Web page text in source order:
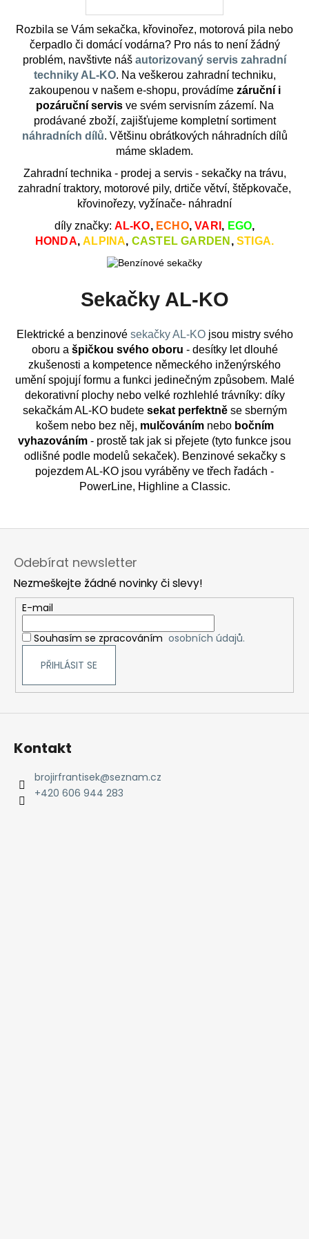
í
k
o
Rozbila se Vám sekačka, křovinořez, motorová pila nebo
čerpadlo či domácí vodárna? Pro nás to není žádný
problém, navštivte náš autorizovaný servis zahradní
techniky AL-KO. Na veškerou zahradní techniku,
zakoupenou v našem e-shopu, provádíme záruční i
pozáruční servisve svém servisním zázemí. Na
prodávané zboží, zajišťujeme kompletní sortiment
náhradních dílů. Většinu obrátkových náhradních dílů
máme skladem.
Zahradní technika - prodej a servis - sekačky na trávu,
zahradní traktory, motorové pily, drtiče větví, štěpkovače,
křovinořezy, vyžínače- náhradní
díly značky: AL-KO, ECHO,VARI , EGO,
HONDA,ALPINA, CASTEL GARDEN , STIGA.
Sekačky AL-KO
Elektrické a benzinové sekačky AL-KOjsou mistry svého
oboru a špičkou svého oboru - desítky let dlouhé
zkušenosti a kompetence německého inženýrského
umění spojují formu a funkci jedinečným způsobem. Malé
dekorativní plochy nebo velké rozhlehlé trávníky: díky
sekačkám AL-KO budete sekat perfektněse sberným
košem nebo bez něj, mulčovánímnebo bočním
vyhazováním - prostě tak jak si přejete (tyto funkce jsou
odlišné podle modelů sekaček). Benzinové sekačky s
pojezdem AL-KO jsou vyráběny ve třech řadách -
PowerLine, Highline a Classic.
Z
Odebírat newsletter
Nezmeškejte žádné novinky či slevy!
E-mail
Souhasím se zpracováním osobních údajů.
PŘIHLÁSIT SE
Kontakt
brojirfrantisek@seznam.cz
+420 606 944 283